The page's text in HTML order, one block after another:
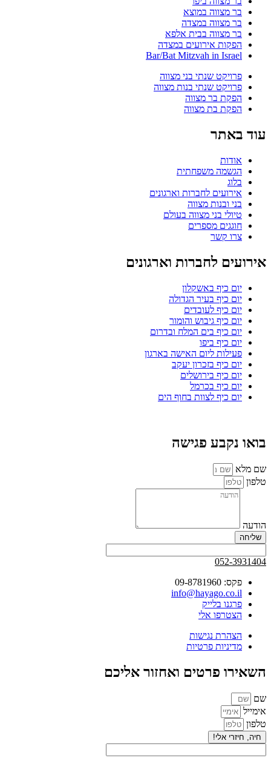
בר מצווה במוצא
בר מצווה במצדה
בר מצווה בבית אלפא
הפקות אירועים במצדה
Bar/Bat Mitzvah in Israel
פרויקט שנתי בני מצווה
פרויקט שנתי בנות מצווה
הפקת בר מצווה
הפקת בת מצווה
עוד באתר
אודות
הגשמה משפחתית
בלוג
אירועים לחברות וארגונים
בני ובנות מצווה
טיולי בני מצווה בעולם
חוגגים מספרים
צרו קשר
אירועים לחברות וארגונים
יום כיף באשקלון
יום כיף בעיר הגדולה
יום כיף לעובדים
יום כיף גיבוש והומור
יום כיף בים המלח ובדרום
יום כיף ביפו
פעילות ליום האישה בארגון
יום כיף בזכרון יעקב
יום כיף בירושלים
יום כיף בכרמל
יום כיף לצוות בחוף הים
בואו נקבע פגישה
שם מלא
טלפון
הודעה
שליחה
052-3931404
פקס: 09-8781960
info@hayago.co.il
פרגנו בלייק
הצטרפו אלי
הצהרת נגישות
מדיניות פרטיות
השאירו פרטים ואחזור אליכם
שם
אימייל
טלפון
חיה, חיזרי אלי!